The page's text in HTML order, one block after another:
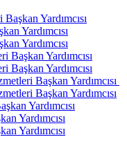
Yardımcısı
Yardımcısı
Yardımcısı
Başkan Yardımcısı
Başkan Yardımcısı
Başkan Yardımcısı
Başkan Yardımcısı
Yardımcısı
Yardımcısı
Yardımcısı